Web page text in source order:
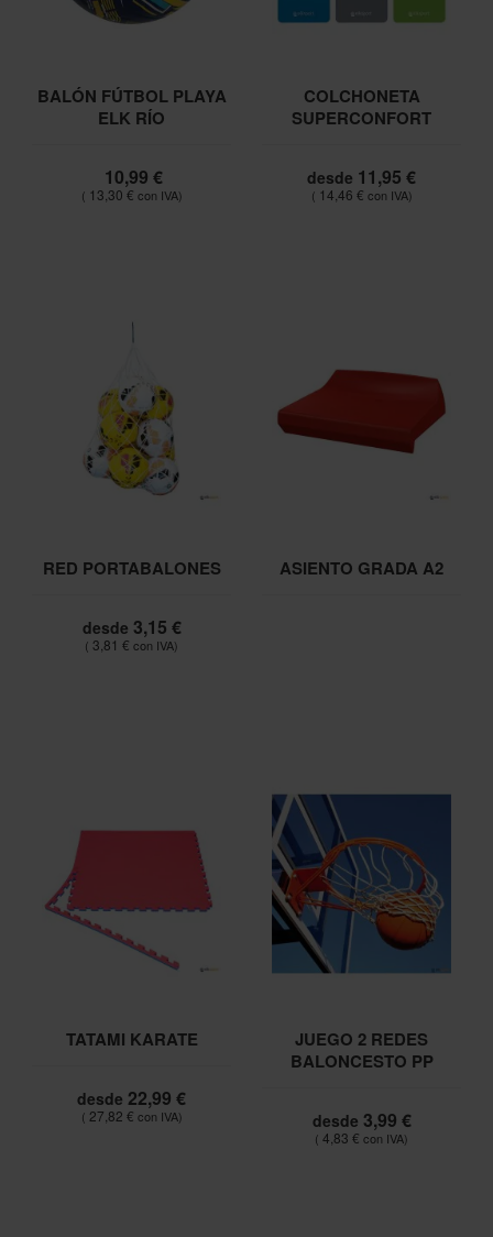
BALÓN FÚTBOL PLAYA
ELK RÍO
10,99 €
13,30 €
COLCHONETA
SUPERCONFORT
desde 11,95 €
14,46 €
RED PORTABALONES
desde 3,15 €
3,81 €
ASIENTO GRADA A2
TATAMI KARATE
desde 22,99 €
27,82 €
JUEGO 2 REDES
BALONCESTO PP
desde 3,99 €
4,83 €